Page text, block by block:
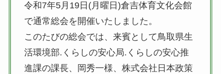
令和7年5月19日(月曜日)倉吉体育文化会館
で通常総会を開催いたしました。
このたびの総会では、来賓として鳥取県生
活環境部.くらしの安心局.くらしの安心推
進課の課長、岡秀一様、株式会社日本政策